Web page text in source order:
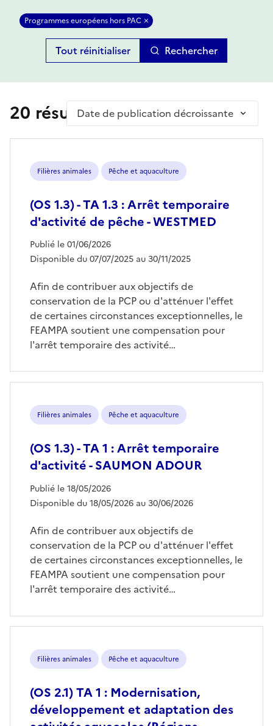
Trier par
Programmes européens hors PAC
Rechercher
20 résultat(s)
Filières animales Pêche et aquaculture
(OS 1.3) - TA 1.3 : Arrêt temporaire
d'activité de pêche - WESTMED
Publié le 01/06/2026
Disponible du 07/07/2025 au 30/11/2025
Afin de contribuer aux objectifs de
conservation de la PCP ou d'atténuer l'effet
de certaines circonstances exceptionnelles, le
FEAMPA soutient une compensation pour
l'arrêt temporaire des activité…
Filières animales Pêche et aquaculture
(OS 1.3) - TA 1 : Arrêt temporaire
d'activité - SAUMON ADOUR
Publié le 18/05/2026
Disponible du 18/05/2026 au 30/06/2026
Afin de contribuer aux objectifs de
conservation de la PCP ou d'atténuer l'effet
de certaines circonstances exceptionnelles, le
FEAMPA soutient une compensation pour
l'arrêt temporaire des activité…
Filières animales Pêche et aquaculture
(OS 2.1) TA 1 : Modernisation,
développement et adaptation des